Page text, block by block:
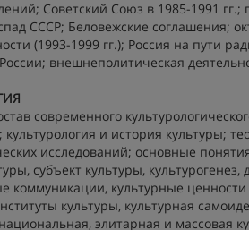
Советский Союз в 1985-1991 гг.;
СССР; Беловежские соглашения;
(1993-1999 гг.); Россия на пути
внешнеполитическая
современного
культурология и история культуры;
исследований; основные
субъект культуры,
коммуникации, культурные
культуры, культурная
элитарная и массовая